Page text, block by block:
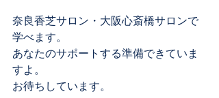
奈良香芝サロン・大阪心斎橋サロンで
学べます。
あなたのサポートする準備できていま
すよ。
お待ちしています。